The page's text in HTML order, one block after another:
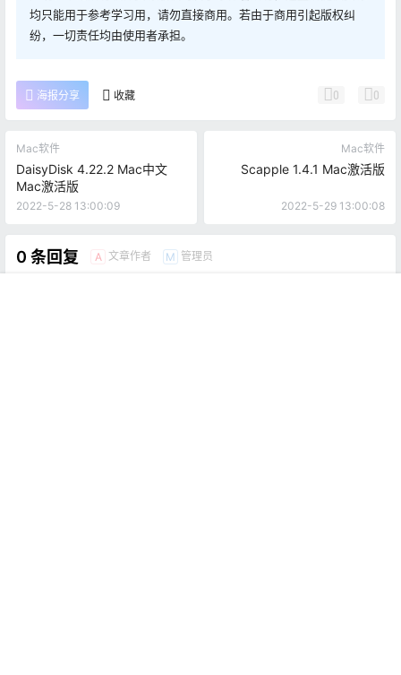
均只能用于参考学习用，请勿直接商用。若由于商用引起版权纠
纷，一切责任均由使用者承担。
海报分享 收藏 0 0
Mac软件
DaisyDisk 4.22.2 Mac中文
Mac激活版
2022-5-28 13:00:09
Mac软件
Scapple 1.4.1 Mac激活版
2022-5-29 13:00:08
0 条回复 A 文章作者 M 管理员